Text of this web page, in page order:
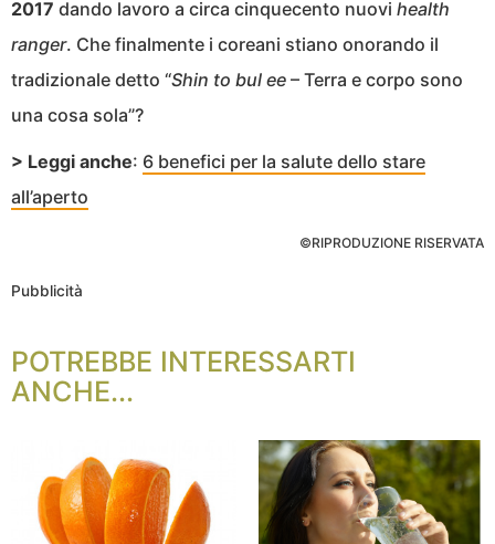
2017 dando lavoro a circa cinquecento nuovi health
ranger. Che finalmente i coreani stiano onorando il
tradizionale detto “Shin to bul ee – Terra e corpo sono
una cosa sola”?
> Leggi anche: 6 benefici per la salute dello stare
all’aperto
©RIPRODUZIONE RISERVATA
Pubblicità
POTREBBE INTERESSARTI
ANCHE...